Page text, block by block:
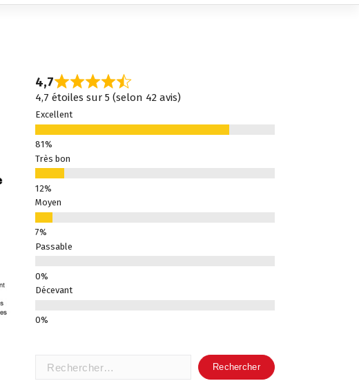
4,7
4,7 étoiles sur 5 (selon 42 avis)
Excellent
Très bon
Moyen
Passable
Décevant
Rechercher :